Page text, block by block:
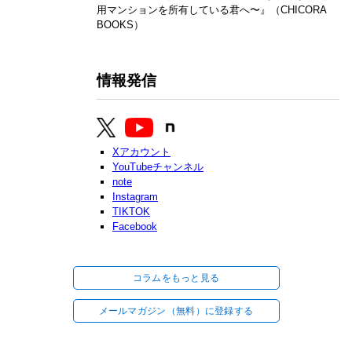
用マンションを所有している君へ〜』（CHICORA
BOOKS）
情報発信
Xアカウント
YouTubeチャンネル
note
Instagram
TIKTOK
Facebook
コラムをもっと見る
メールマガジン（無料）に登録する